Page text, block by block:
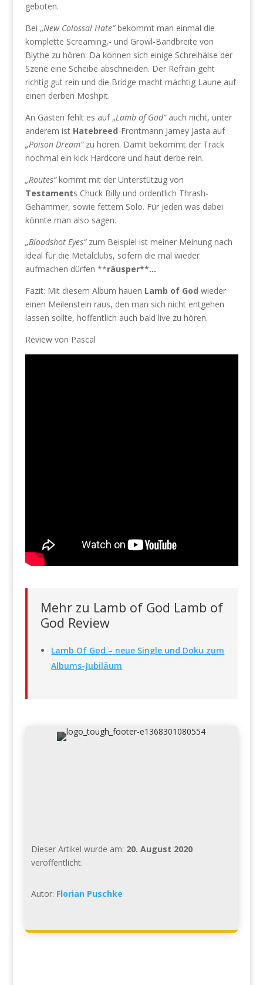
geboten.
Bei „New Colossal Hate“bekommt man einmal die
komplette Screaming,- und Growl-Bandbreite von
Blythe zu hören. Da können sich einige Schreihälse der
Szene eine Scheibe abschneiden. Der Refrain geht
richtig gut rein und die Bridge macht mächtig Laune auf
einen derben Moshpit.
An Gästen fehlt es auf „Lamb of God“auch nicht, unter
anderem ist Hatebreed-Frontmann Jamey Jasta auf
„Poison Dream“zu hören. Damit bekommt der Track
nochmal ein kick Hardcore und haut derbe rein.
„Routes“kommt mit der Unterstützug von
Testaments Chuck Billy und ordentlich Thrash-
Gehämmer, sowie fettem Solo. Für jeden was dabei
könnte man also sagen.
„Bloodshot Eyes“zum Beispiel ist meiner Meinung nach
ideal für die Metalclubs, sofern die mal wieder
aufmachen dürfen **räusper**…
Fazit: Mit diesem Album hauen Lamb of God wieder
einen Meilenstein raus, den man sich nicht entgehen
lassen sollte, hoffentlich auch bald live zu hören.
Review von Pascal
Mehr zu Lamb of God Lamb of
God Review
Lamb Of God – neue Single und Doku zum
Albums-Jubiläum
Dieser Artikel wurde am: 20. August 2020
veröffentlicht.
Autor: Florian Puschke